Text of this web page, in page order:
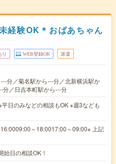
経験OK＊おばあちゃん
り WEB登録OK 派遣
分／菊名駅から---分／北新横浜駅か
分／日吉本町駅から---分
日のみなどの相談もOK ※週3なども
16:0009:00～18:0017:00～09:00※ 上記
日の相談OK！